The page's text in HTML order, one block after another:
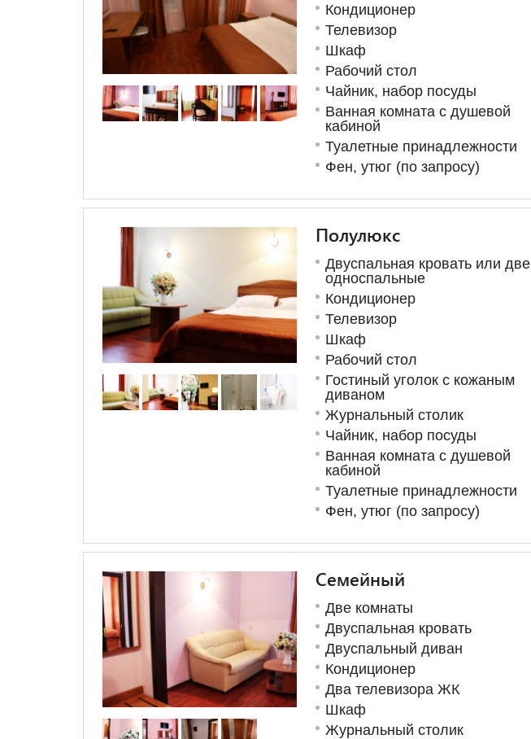
Кондиционер
Телевизор
Шкаф
Рабочий стол
Чайник, набор посуды
Ванная комната с душевой
кабиной
Туалетные принадлежности
Фен, утюг (по запросу)
Полулюкс
Двуспальная кровать или две
односпальные
Кондиционер
Телевизор
Шкаф
Рабочий стол
Гостиный уголок с кожаным
диваном
Журнальный столик
Чайник, набор посуды
Ванная комната с душевой
кабиной
Туалетные принадлежности
Фен, утюг (по запросу)
Семейный
Две комнаты
Двуспальная кровать
Двуспальный диван
Кондиционер
Два телевизора ЖК
Шкаф
Журнальный столик